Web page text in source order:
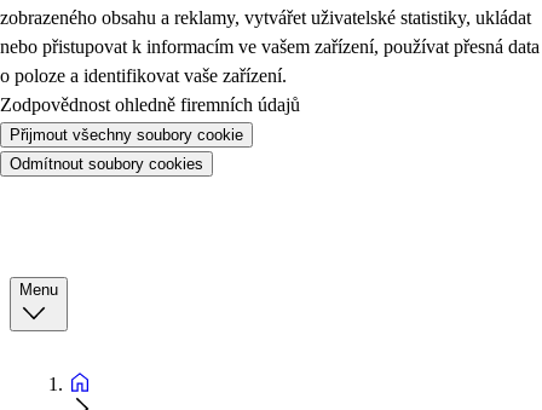
zobrazeného obsahu a reklamy, vytvářet uživatelské statistiky, ukládat
nebo přistupovat k informacím ve vašem zařízení, používat přesná data
o poloze a identifikovat vaše zařízení.
Zodpovědnost ohledně firemních údajů
Přijmout všechny soubory cookie
Odmítnout soubory cookies
Menu